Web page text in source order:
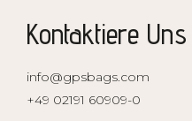
Kontaktiere Uns
info@gpsbags.com
+49 02191 60909-0